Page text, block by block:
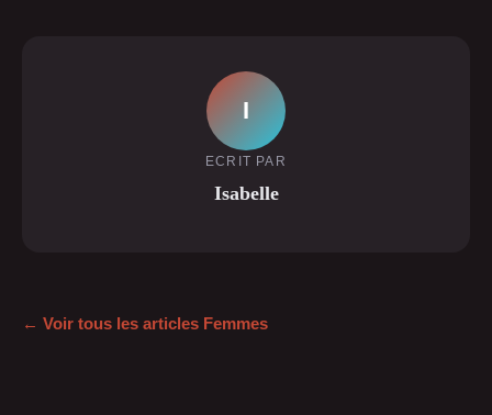
I
ECRIT PAR
Isabelle
← Voir tous les articles Femmes